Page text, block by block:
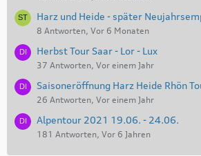
Harz und Heide - später
8 Antworten, Vor 6 Monaten
Herbst Tour Saar - Lor - Lux
37 Antworten, Vor einem Jahr
Saisoneröffnung Harz Heide Rhön
26 Antworten, Vor einem Jahr
Alpentour 2021 19.06. - 24.06.
181 Antworten, Vor 6 Jahren